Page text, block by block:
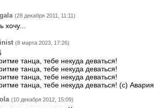
(28 декабря 2011, 11:11)
хочу...
(8 марта 2023, 17:26)
танца, тебе некуда деваться!
танца, тебе некуда деваться!
танца, тебе некуда деваться!
танца, тебе некуда деваться! (с) Авария
(10 декабря 2012, 15:09)